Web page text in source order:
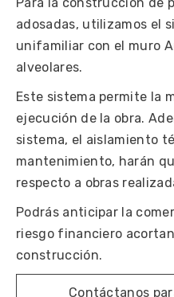
adosadas, utilizamos el
unifamiliar con el muro
alveolares.
Este sistema permite la
ejecución de la obra.
sistema, el aislamiento
mantenimiento, harán
respecto a obras
Podrás anticipar la
riesgo financiero
construcción.
Contáctanos